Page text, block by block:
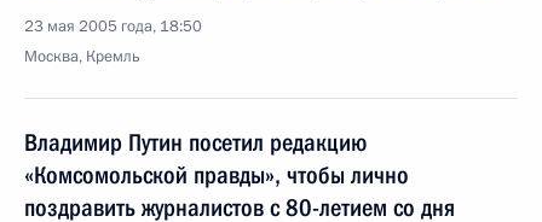
23 мая 2005 года, 18:50
Москва, Кремль
Владимир Путин посетил редакцию
«Комсомольской правды», чтобы лично
поздравить журналистов с 80-летием со дня